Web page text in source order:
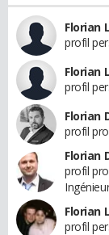
Florian
profil
Florian
profil
Florian
profil
Florian
profil
Florian
profil